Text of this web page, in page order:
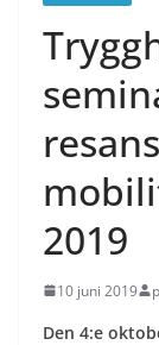
2019
10 juni 2019
Den 4:e